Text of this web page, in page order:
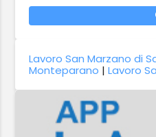
Lavoro San Marzano di
Monteparano |Lavoro